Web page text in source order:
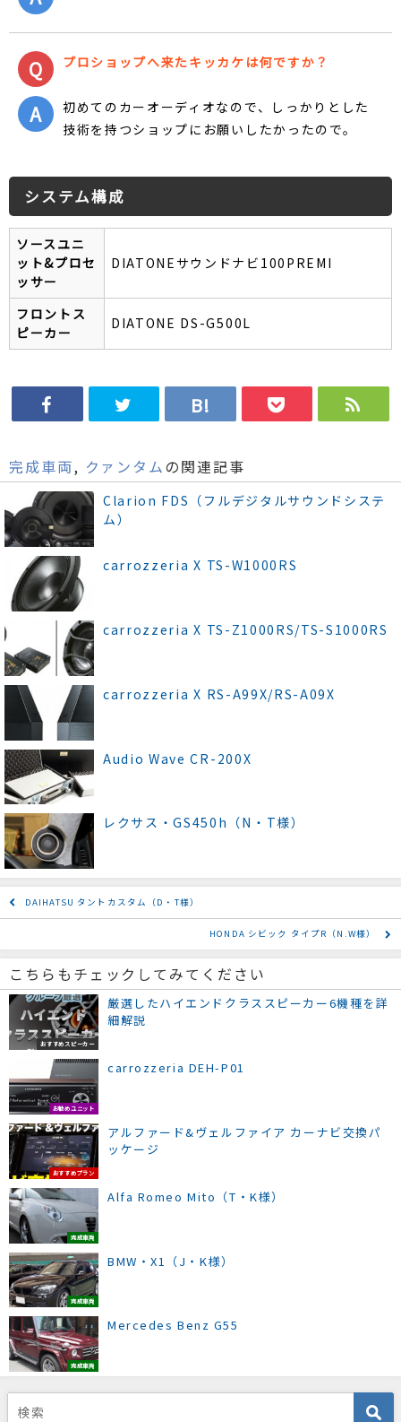
プロショップへ来たキッカケは何ですか？
初めてのカーオーディオなので、しっかりとした
技術を持つショップにお願いしたかったので。
システム構成
ソースユニ
ット&プロセ
ッサー
DIATONEサウンドナビ100PREMI
フロントス
ピーカー
DIATONE DS-G500L
完成車両, クァンタムの関連記事
Clarion FDS（フルデジタルサウンドシステ
ム）
carrozzeria X TS-W1000RS
carrozzeria X TS-Z1000RS/TS-S1000RS
carrozzeria X RS-A99X/RS-A09X
Audio Wave CR-200X
レクサス・GS450h（N・T様）
DAIHATSU タントカスタム（D・T様）
HONDA シビック タイプR（N.W様）
こちらもチェックしてみてください
おすすめスピーカー
厳選したハイエンドクラススピーカー6機種を詳
細解説
お勧めユニット
carrozzeria DEH-P01
おすすめプラン
アルファード&ヴェルファイア カーナビ交換パ
ッケージ
完成車両
Alfa Romeo Mito（T・K様）
完成車両
BMW・X1（J・K様）
完成車両
Mercedes Benz G55